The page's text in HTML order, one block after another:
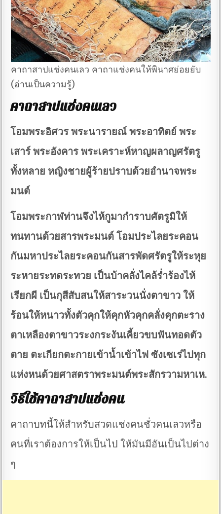
คาถาสาปแช่งคนเลว คาถาแช่งคนให้พินาศย่อยยับ
(อ่านเป็นความรู้)
คาถาสาปแช่งคนเลว
โอมพระอิศวร พระนารายณ์ พระอาทิตย์ พระ
เสาร์ พระอังคาร พระเคราะห์หาญผลาญศรัตรู
ทั้งหลาย หญิงชายผู้ร้ายปราบด้วยอำนาจพระ
มนต์
โอมพระกาฬท่านจึงไห้กูมากำราบศัตรูมิให้
ทนทานด้วยสารพระมนต์ โอมประไลยระคอน
กันมหาประไลยระคอนกันสารพัดศรัตรูให้ระหุย
ระหายระทดระทวย เป็นบ้าคลั่งไคล้ร่ำร้องไห้
เรียกผี เป็นกุสีสับสนให้สาระวนนั่งตาขาว ให้
ร้อนให้หนาวทั้งตัวคุกให้คุกหัวคุกคลั่งคุกตะราง
ตาเหลืองตาขาวระงกระงันเคี้ยวขบฟันทอดตัว
ตาย ตะเกียกตะกายเข้าน้ำเข้าไฟ ซังเซเร่ไปทุก
แห่งหนด้วยศาสตราพระมนต์พระสักรวามหาเห.
วิธีใช้คาถาสาปแช่งคน
คาถาบทนี้ให้สำหรับสวดแช่งคนชั่วคนเลวหรือ
คนที่เราต้องการให้เป็นไป ให้มันมีอันเป็นไปต่าง
ๆ